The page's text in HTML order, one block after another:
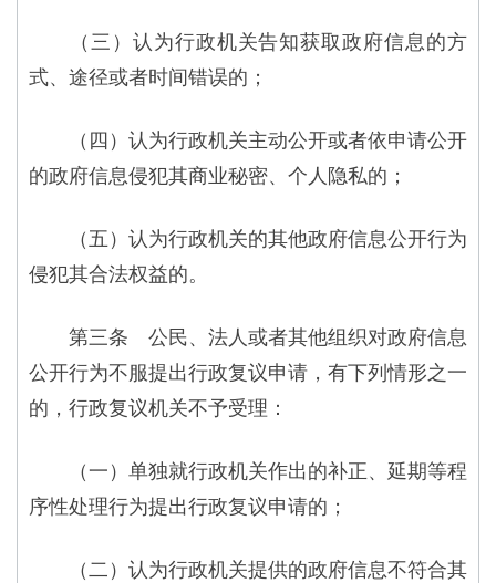
（三）认为行政机关告知获取政府信息的方
式、途径或者时间错误的；
（四）认为行政机关主动公开或者依申请公开
的政府信息侵犯其商业秘密、个人隐私的；
（五）认为行政机关的其他政府信息公开行为
侵犯其合法权益的。
第三条 公民、法人或者其他组织对政府信息
公开行为不服提出行政复议申请，有下列情形之一
的，行政复议机关不予受理：
（一）单独就行政机关作出的补正、延期等程
序性处理行为提出行政复议申请的；
（二）认为行政机关提供的政府信息不符合其